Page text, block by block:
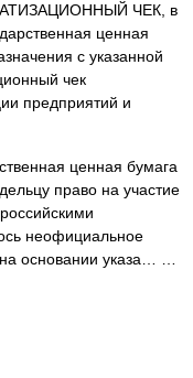
ЧЕК, в
ценная
с указанной
чек
предприятий и
ценная бумага
право на участие
неофициальное
основании указа… …